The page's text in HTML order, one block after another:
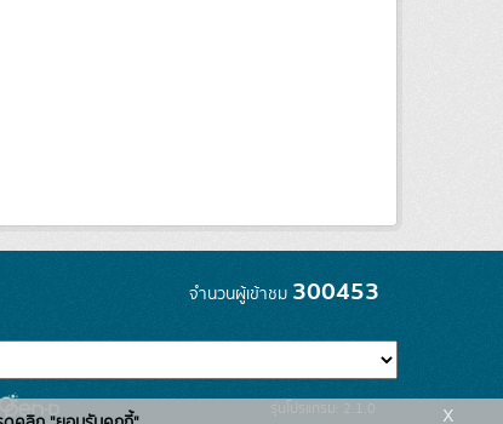
จำนวนผู้เข้าชม 300453
รุ่นโปรแกรม: 2.1.0 x